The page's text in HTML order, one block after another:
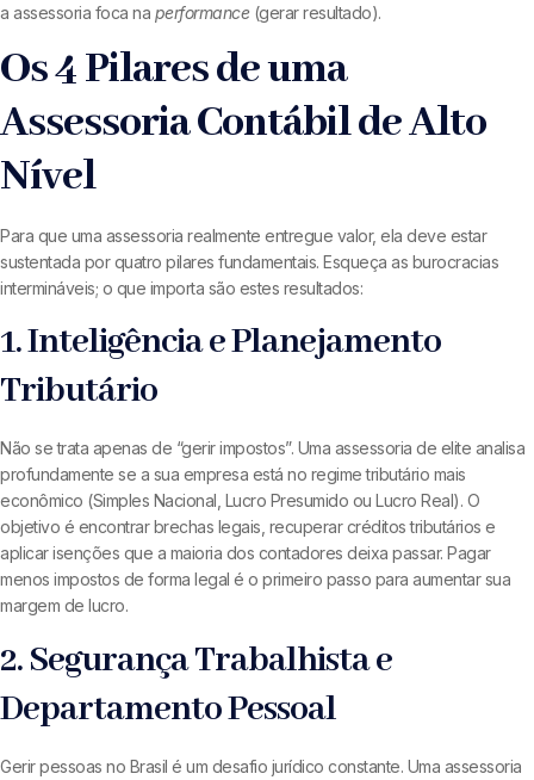
a assessoria foca na performance(gerar resultado).
Os 4 Pilares de uma
Assessoria Contábil de Alto
Nível
Para que uma assessoria realmente entregue valor, ela deve estar
sustentada por quatro pilares fundamentais. Esqueça as burocracias
intermináveis; o que importa são estes resultados:
1. Inteligência e Planejamento
Tributário
Não se trata apenas de “gerir impostos”. Uma assessoria de elite analisa
profundamente se a sua empresa está no regime tributário mais
econômico (Simples Nacional, Lucro Presumido ou Lucro Real). O
objetivo é encontrar brechas legais, recuperar créditos tributários e
aplicar isenções que a maioria dos contadores deixa passar. Pagar
menos impostos de forma legal é o primeiro passo para aumentar sua
margem de lucro.
2. Segurança Trabalhista e
Departamento Pessoal
Gerir pessoas no Brasil é um desafio jurídico constante. Uma assessoria